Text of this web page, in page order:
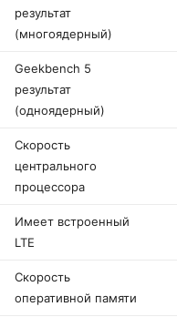
результат
(многоядерный)
Geekbench 5
результат
(одноядерный)
Скорость
центрального
процессора
Имеет встроенный
LTE
Скорость
оперативной памяти